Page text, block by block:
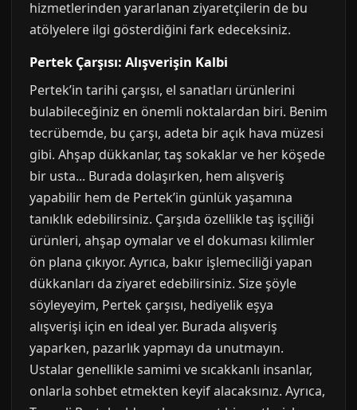
hizmetlerinden yararlanan ziyaretçilerin de bu
atölyelere ilgi gösterdiğini fark edeceksiniz.
Pertek Çarşısı: Alışverişin Kalbi
Pertek’in tarihi çarşısı, el sanatları ürünlerini
bulabileceğiniz en önemli noktalardan biri. Benim
tecrübemde, bu çarşı, adeta bir açık hava müzesi
gibi. Ahşap dükkanlar, taş sokaklar ve her köşede
bir usta... Burada dolaşırken, hem alışveriş
yapabilir hem de Pertek’in günlük yaşamına
tanıklık edebilirsiniz. Çarşıda özellikle taş işçiliği
ürünleri, ahşap oymalar ve el dokuması kilimler
ön plana çıkıyor. Ayrıca, bakır işlemeciliği yapan
dükkanları da ziyaret edebilirsiniz. Size şöyle
söyleyeyim, Pertek çarşısı, hediyelik eşya
alışverişi için en ideal yer. Burada alışveriş
yaparken, pazarlık yapmayı da unutmayın.
Ustalar genellikle samimi ve sıcakkanlı insanlar,
onlarla sohbet etmekten keyif alacaksınız. Ayrıca,